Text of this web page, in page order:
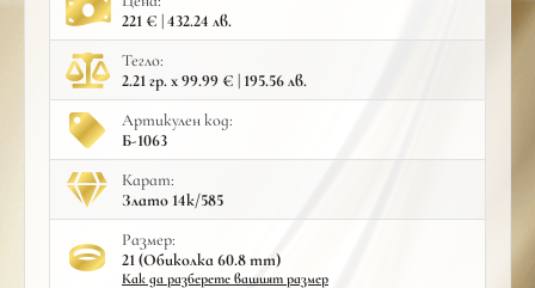
221 € | 432.24 лв.
Тегло:
2.21 гр. x 99.99 € | 195.56 лв.
Артикулен код:
Б-1063
Карат:
Злато 14к/585
Размер:
21 (Обиколка 60.8 mm)
Как да разберете вашият размер